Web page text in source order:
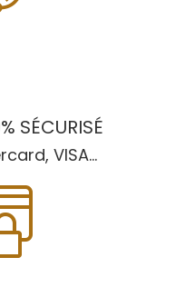
SÉCURISÉ
VISA...